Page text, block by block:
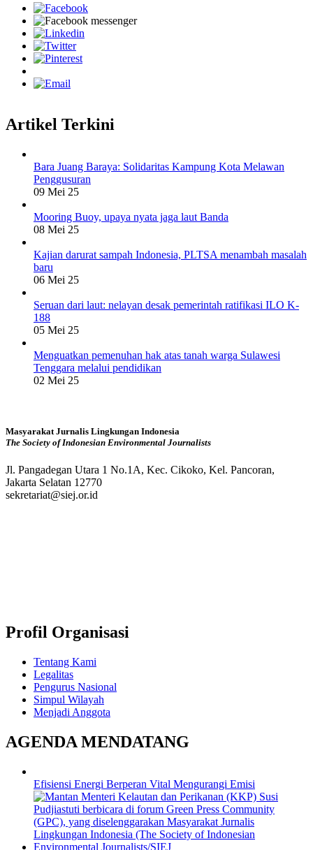
Artikel Terkini
Bara Juang Baraya: Solidaritas Kampung Kota Melawan
Penggusuran
09 Mei 25
Mooring Buoy, upaya nyata jaga laut Banda
08 Mei 25
Kajian darurat sampah Indonesia, PLTSA menambah masalah
baru
06 Mei 25
Seruan dari laut: nelayan desak pemerintah ratifikasi ILO K-
188
05 Mei 25
Menguatkan pemenuhan hak atas tanah warga Sulawesi
Tenggara melalui pendidikan
02 Mei 25
Masyarakat Jurnalis Lingkungan Indonesia
The Society of Indonesian Environmental Journalists
Jl. Pangadegan Utara 1 No.1A, Kec. Cikoko, Kel. Pancoran,
Jakarta Selatan 12770
sekretariat@siej.or.id
Profil Organisasi
Tentang Kami
Legalitas
Pengurus Nasional
Simpul Wilayah
Menjadi Anggota
AGENDA MENDATANG
Efisiensi Energi Berperan Vital Mengurangi Emisi